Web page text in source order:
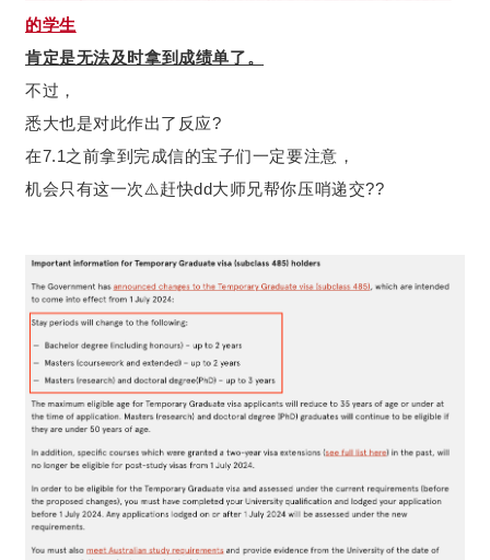
的学生
肯定是无法及时拿到成绩单了。
不过，
悉大也是对此作出了反应?
在7.1之前拿到完成信的宝子们一定要注意，
机会只有这一次⚠️赶快dd大师兄帮你压哨递交??